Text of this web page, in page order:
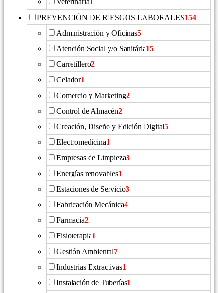
PREVENCIÓN DE RIESGOS LABORALES154
Administración y Oficinas5
Atención Social y/o Sanitária15
Carretillero2
Celador1
Comercio y Marketing2
Control de Almacén2
Creación, Diseño y Edición Digital5
Electromedicina1
Empresas de Limpieza3
Energías renovables1
Estaciones de Servicio3
Fabricación Mecánica4
Farmacia2
Fisioterapia1
Gestión Ambiental7
Industrias Extractivas1
Instalación de Tuberías1